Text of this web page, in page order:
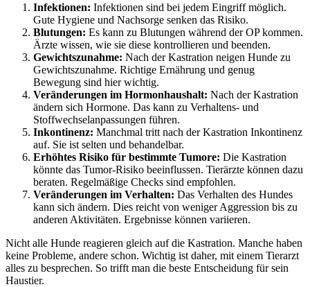
Infektionen: Infektionen sind bei jedem Eingriff möglich.
Gute Hygiene und Nachsorge senken das Risiko.
Blutungen: Es kann zu Blutungen während der OP kommen.
Ärzte wissen, wie sie diese kontrollieren und beenden.
Gewichtszunahme: Nach der Kastration neigen Hunde zu
Gewichtszunahme. Richtige Ernährung und genug
Bewegung sind hier wichtig.
Veränderungen im Hormonhaushalt: Nach der Kastration
ändern sich Hormone. Das kann zu Verhaltens- und
Stoffwechselanpassungen führen.
Inkontinenz: Manchmal tritt nach der Kastration Inkontinenz
auf. Sie ist selten und behandelbar.
Erhöhtes Risiko für bestimmte Tumore: Die Kastration
könnte das Tumor-Risiko beeinflussen. Tierärzte können dazu
beraten. Regelmäßige Checks sind empfohlen.
Veränderungen im Verhalten: Das Verhalten des Hundes
kann sich ändern. Dies reicht von weniger Aggression bis zu
anderen Aktivitäten. Ergebnisse können variieren.
Nicht alle Hunde reagieren gleich auf die Kastration. Manche haben
keine Probleme, andere schon. Wichtig ist daher, mit einem Tierarzt
alles zu besprechen. So trifft man die beste Entscheidung für sein
Haustier.